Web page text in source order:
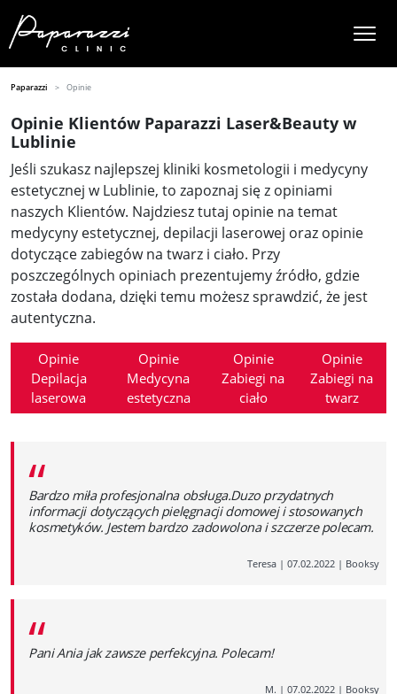
Paparazzi Opinie
Opinie Klientów Paparazzi Laser&Beauty w
Lublinie
Jeśli szukasz najlepszej kliniki kosmetologii i medycyny
estetycznej w Lublinie, to zapoznaj się z opiniami
naszych Klientów. Najdziesz tutaj opinie na temat
medycyny estetycznej, depilacji laserowej oraz opinie
dotyczące zabiegów na twarz i ciało. Przy
poszczególnych opiniach prezentujemy źródło, gdzie
została dodana, dzięki temu możesz sprawdzić, że jest
autentyczna.
Opinie
Depilacja
laserowa
Opinie
Medycyna
estetyczna
Opinie
Zabiegi na
ciało
Opinie
Zabiegi na
twarz
“
Bardzo miła profesjonalna obsługa.Duzo przydatnych
informacji dotyczących pielęgnacji domowej i stosowanych
kosmetyków. Jestem bardzo zadowolona i szczerze polecam.
Teresa | 07.02.2022 | Booksy
“
Pani Ania jak zawsze perfekcyjna. Polecam!
M. | 07.02.2022 | Booksy